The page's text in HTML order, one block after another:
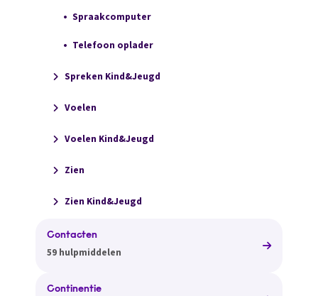
Spraakcomputer
Telefoon oplader
Spreken Kind&Jeugd
Voelen
Voelen Kind&Jeugd
Zien
Zien Kind&Jeugd
Contacten
59 hulpmiddelen
Continentie